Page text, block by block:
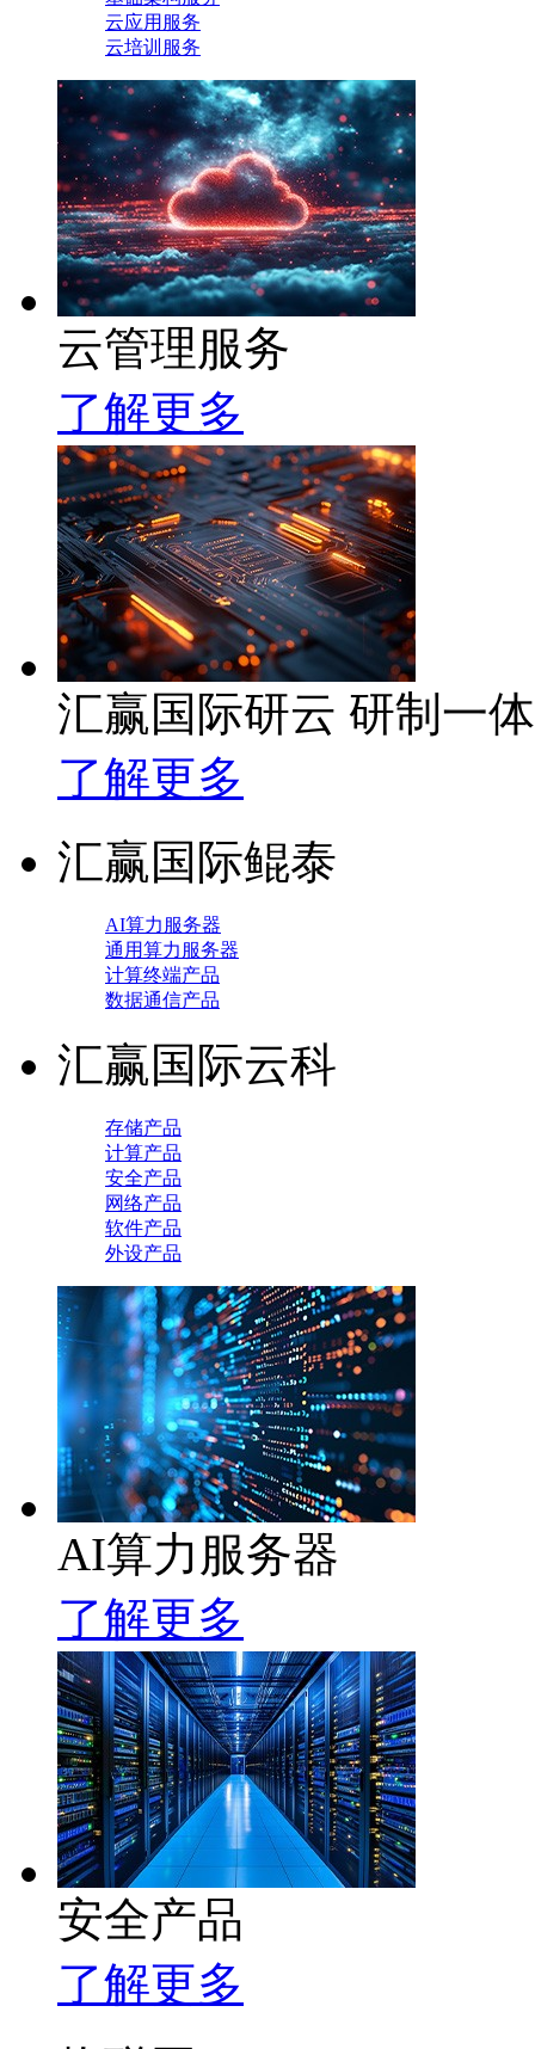
云应用服务
云培训服务
云管理服务
了解更多
汇赢国际研云 研制一
了解更多
汇赢国际鲲泰
AI算力服务器
通用算力服务器
计算终端产品
数据通信产品
汇赢国际云科
存储产品
计算产品
安全产品
网络产品
软件产品
外设产品
AI算力服务器
了解更多
安全产品
了解更多